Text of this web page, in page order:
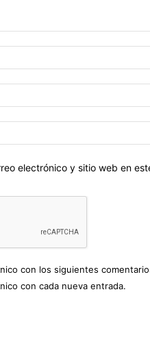
electrónico y sitio web en
con los siguientes
con cada nueva entrada.